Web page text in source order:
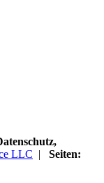
LLC | Seiten: